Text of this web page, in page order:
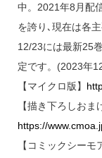
中。2021年8月配
を誇り､現在は各
12/23には最新25
定です。(2023年
【マイクロ版】
【描き下ろしおま
https://
【コミックシー